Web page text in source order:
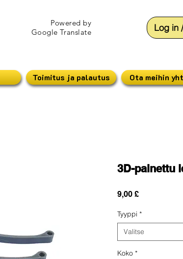
Powered by
Google Translate
Log in
Toimitus ja palautus Ota meihin
3D-painettu
9,00 £Hinta
Tyyppi *
Valitse
Koko *